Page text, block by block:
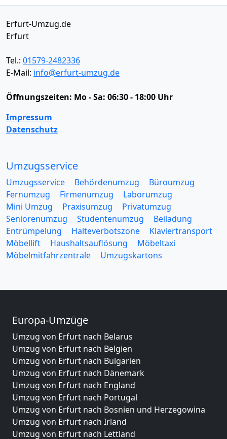
Erfurt-Umzug.de
Erfurt
Tel.: 01579-2482336
E-Mail: info@erfurt-umzug.de
Öffnungszeiten: Mo - Sa: 06:30 - 18:00 Uhr
Impressum
Datenschutz
Umzugsservice
Umzugsservice Behördenumzug
Büroumzug
Fernumzug
Firmenumzug
Laborumzug
Mini Umzug
Praxisumzug
Privatumzug
Seniorenumzug
Studentenumzug
Beiladung
Entrümpelung
Halteverbotszone
Klaviertransport
Möbellift
Haushaltsauflösung
Möbeltaxi
Möbelmitfahrzentrale
Umzugskartons
Europa-Umzüge
Umzug von Erfurt nach Belarus
Umzug von Erfurt nach Belgien
Umzug von Erfurt nach Bulgarien
Umzug von Erfurt nach Dänemark
Umzug von Erfurt nach England
Umzug von Erfurt nach Portugal
Umzug von Erfurt nach Bosnien und Herzegowina
Umzug von Erfurt nach Irland
Umzug von Erfurt nach Lettland